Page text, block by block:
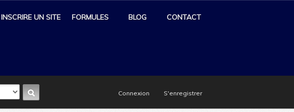
CONTACT
BLOG
FORMULES
INSCRIRE UN SITE
Connexion S'enregistrer